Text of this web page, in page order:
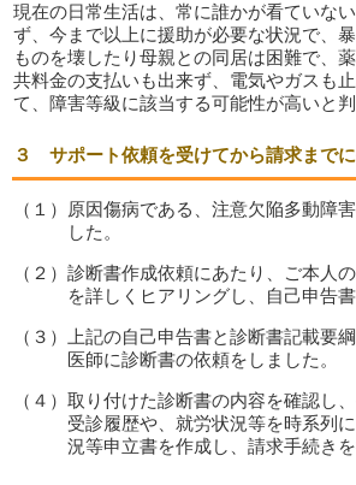
現在の日常生活は、常に誰かが看ていな
ず、今まで以上に援助が必要な状況で、
ものを壊したり母親との同居は困難で、
共料金の支払いも出来ず、電気やガスも
て、障害等級に該当する可能性が高いと判
３ サポート依頼を受けてから請求まで
（１）原因傷病である、注意欠陥多動障
した。
（２）診断書作成依頼にあたり、ご本人
を詳しくヒアリングし、自己申告
（３）上記の自己申告書と診断書記載要
医師に診断書の依頼をしました。
（４）取り付けた診断書の内容を確認し
受診履歴や、就労状況等を時系列
況等申立書を作成し、請求手続きを